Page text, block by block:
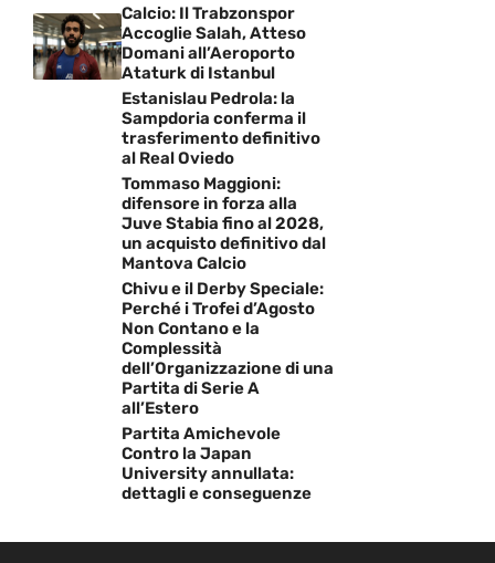
Calcio: Il Trabzonspor
Accoglie Salah, Atteso
Domani all’Aeroporto
Ataturk di Istanbul
Estanislau Pedrola: la
Sampdoria conferma il
trasferimento definitivo
al Real Oviedo
Tommaso Maggioni:
difensore in forza alla
Juve Stabia fino al 2028,
un acquisto definitivo dal
Mantova Calcio
Chivu e il Derby Speciale:
Perché i Trofei d’Agosto
Non Contano e la
Complessità
dell’Organizzazione di una
Partita di Serie A
all’Estero
Partita Amichevole
Contro la Japan
University annullata:
dettagli e conseguenze